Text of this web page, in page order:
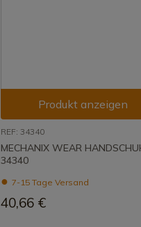
Produkt anzeigen
REF: 34340
MECHANIX WEAR
34340
7-15 Tage Versand
40,66 €